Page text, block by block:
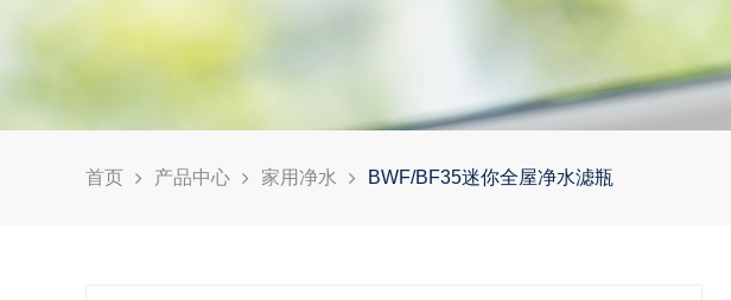
首页 产品中心 家用净水 BWF/BF35迷你全屋净水滤瓶